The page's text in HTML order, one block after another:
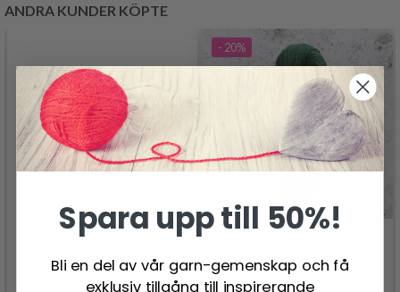
ANDRA KUNDER KÖPTE
TENNKNAPP 21 MM
MED ÖGA, BLAD
- 20%
JÄRBO SVENSK ULL 2
TR
Spara upp till 50%!
Bli en del av vår garn-gemenskap och få
exklusiv tillgång till inspirerande